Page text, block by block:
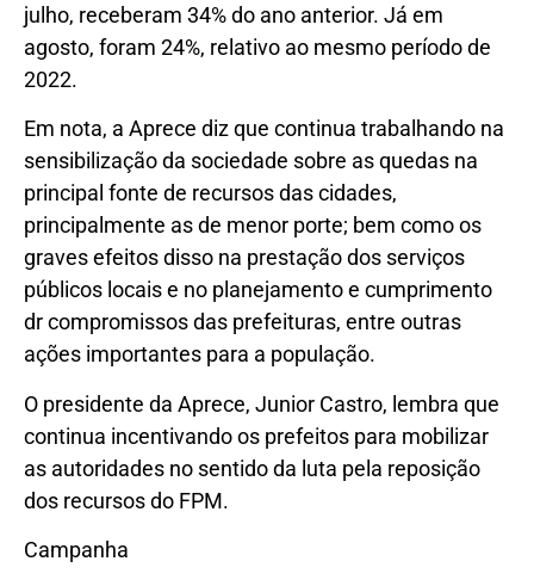
julho, receberam 34% do ano anterior. Já em
agosto, foram 24%, relativo ao mesmo período de
2022.
Em nota, a Aprece diz que continua trabalhando na
sensibilização da sociedade sobre as quedas na
principal fonte de recursos das cidades,
principalmente as de menor porte; bem como os
graves efeitos disso na prestação dos serviços
públicos locais e no planejamento e cumprimento
dr compromissos das prefeituras, entre outras
ações importantes para a população.
O presidente da Aprece, Junior Castro, lembra que
continua incentivando os prefeitos para mobilizar
as autoridades no sentido da luta pela reposição
dos recursos do FPM.
Campanha